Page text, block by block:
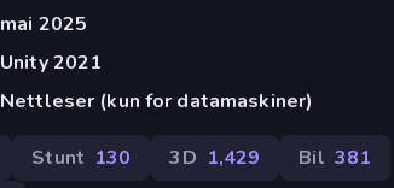
mai 2025
Unity 2021
Nettleser (kun for datamaskiner)
Stunt 130 3D 1,429 Bil 381